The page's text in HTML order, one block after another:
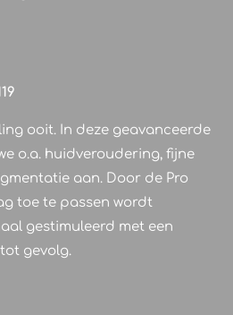
ooit. In deze geavanceerde
o.a. huidveroudering, fijne
aan. Door de Pro
toe te passen wordt
gestimuleerd met een
gevolg.